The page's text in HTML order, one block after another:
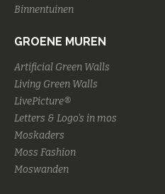
Binnentuinen
GROENE MUREN
Artificial Green Walls
Living Green Walls
LivePicture®
Letters & Logo's in mos
Moskaders
Moss Fashion
Moswanden